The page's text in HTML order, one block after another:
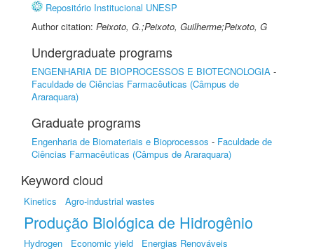
Repositório Institucional UNESP
Author citation: Peixoto, G.;Peixoto, Guilherme;Peixoto, G
Undergraduate programs
ENGENHARIA DE BIOPROCESSOS E BIOTECNOLOGIA -
Faculdade de Ciências Farmacêuticas (Câmpus de
Araraquara)
Graduate programs
Engenharia de Biomateriais e Bioprocessos - Faculdade de
Ciências Farmacêuticas (Câmpus de Araraquara)
Keyword cloud
Kinetics Agro-industrial wastes
Produção Biológica de Hidrogênio
Hydrogen Economic yield
Energias Renováveis